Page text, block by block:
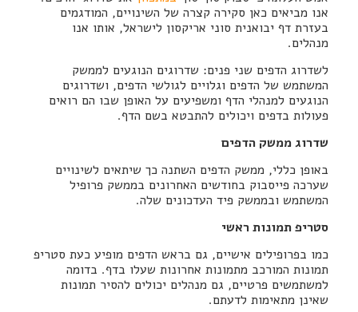
אנו מביאים כאן סקירה קצרה של השינויים, המודגמים
בעזרת דף יבואנית סוני אריקסון לישראל, אותו אנו
מנהלים.
לשדרוג הדפים שני פנים: שדרוגים הנוגעים לממשק
המשתמש של הדפים וגלויים לגולשי הדפים, ושדרוגים
הנוגעים למנהלי הדף ומשפיעים על האופן שבו הם רואים
פעולות בדפים ויכולים להתבטא בשם הדף.
שדרוג ממשק הדפים
באופן כללי, ממשק הדפים השתנה כך שיתאים לשינויים
שערכה פייסבוק בחודשים האחרונים בממשק פרופיל
המשתמש ובממשק פיד העדכונים שלה.
סטריפ תמונות ראשי
כמו בפרופילים אישיים, גם בראש הדפים מופיע כעת סטריפ
תמונות המורכב מתמונות אחרונות שעלו בדף. בדומה
למשתמשים פרטיים, גם מנהלים יכולים להסיר תמונות
שאינן מתאימות לדעתם.